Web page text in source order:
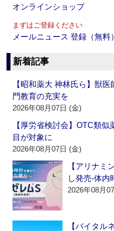
オンラインショップ
まずはご登録ください
メールニュース 登録（無料）
新着記事
【昭和薬大 神林氏ら】獣
門教育の充実を
2026年08月07日 (金)
【厚労省検討会】OTC類
目が対象に
2026年08月07日 (金)
【アリナミ
し発売‐体
2026年08月
【バイタル